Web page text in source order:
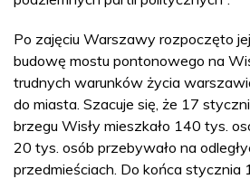
Po zajęciu Warszawy rozpoczęto
budowę mostu pontonowego na
trudnych warunków życia
do miasta. Szacuje się, że 17
brzegu Wisły mieszkało 140 tys.
20 tys. osób przebywało na
przedmieściach. Do końca stycznia